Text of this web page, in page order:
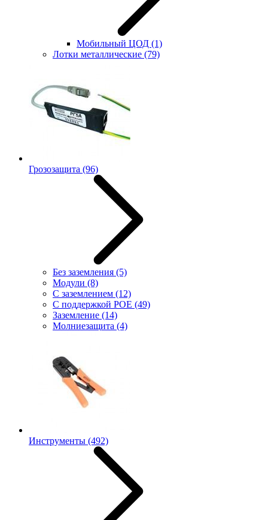
Мобильный ЦОД (1)
Лотки металлические (79)
Грозозащита (96)
Без заземления (5)
Модули (8)
С заземлением (12)
С поддержкой POE (49)
Заземление (14)
Молниезащита (4)
Инструменты (492)